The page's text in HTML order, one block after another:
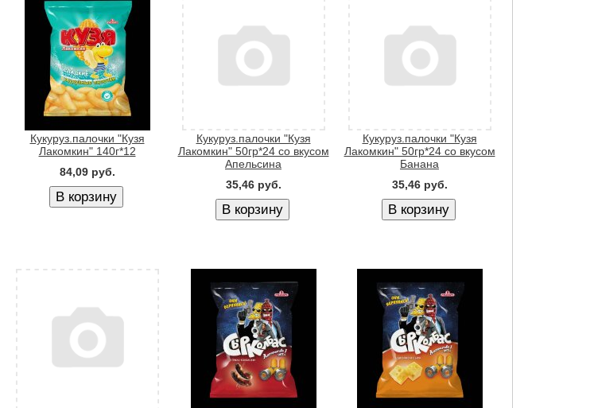
Кукуруз.палочки "Кузя
Лакомкин" 140г*12
84,09 руб.
Кукуруз.палочки "Кузя
Лакомкин" 50гр*24 со вкусом
Апельсина
35,46 руб.
Кукуруз.палочки "Кузя
Лакомкин" 50гр*24 со вкусом
Банана
35,46 руб.